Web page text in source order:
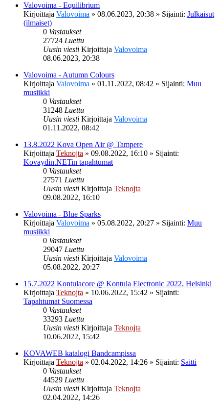
Valovoima - Equilibrium
Kirjoittaja Valovoima » 08.06.2023, 20:38 » Sijainti: Julkaisut
(ilmaiset)
0 Vastaukset
27724 Luettu
Uusin viesti Kirjoittaja Valovoima
08.06.2023, 20:38
Valovoima - Autumn Colours
Kirjoittaja Valovoima » 01.11.2022, 08:42 » Sijainti: Muu
musiikki
0 Vastaukset
31248 Luettu
Uusin viesti Kirjoittaja Valovoima
01.11.2022, 08:42
13.8.2022 Kova Open Air @ Tampere
Kirjoittaja Teknojta » 09.08.2022, 16:10 » Sijainti:
Kovaydin.NETin tapahtumat
0 Vastaukset
27571 Luettu
Uusin viesti Kirjoittaja Teknojta
09.08.2022, 16:10
Valovoima - Blue Sparks
Kirjoittaja Valovoima » 05.08.2022, 20:27 » Sijainti: Muu
musiikki
0 Vastaukset
29047 Luettu
Uusin viesti Kirjoittaja Valovoima
05.08.2022, 20:27
15.7.2022 Kontulacore @ Kontula Electronic 2022, Helsinki
Kirjoittaja Teknojta » 10.06.2022, 15:42 » Sijainti:
Tapahtumat Suomessa
0 Vastaukset
33293 Luettu
Uusin viesti Kirjoittaja Teknojta
10.06.2022, 15:42
KOVAWEB katalogi Bandcampissa
Kirjoittaja Teknojta » 02.04.2022, 14:26 » Sijainti: Saitti
0 Vastaukset
44529 Luettu
Uusin viesti Kirjoittaja Teknojta
02.04.2022, 14:26